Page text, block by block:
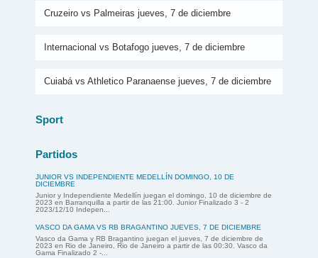
Cruzeiro vs Palmeiras jueves, 7 de diciembre
Internacional vs Botafogo jueves, 7 de diciembre
Cuiabá vs Athletico Paranaense jueves, 7 de diciembre
Sport
Partidos
JUNIOR VS INDEPENDIENTE MEDELLÍN DOMINGO, 10 DE
DICIEMBRE
Junior y Independiente Medellín juegan el domingo, 10 de diciembre de
2023 en Barranquilla a partir de las 21:00. Junior Finalizado 3 - 2
2023/12/10 Indepen...
VASCO DA GAMA VS RB BRAGANTINO JUEVES, 7 DE DICIEMBRE
Vasco da Gama y RB Bragantino juegan el jueves, 7 de diciembre de
2023 en Rio de Janeiro, Rio de Janeiro a partir de las 00:30. Vasco da
Gama Finalizado 2 -...